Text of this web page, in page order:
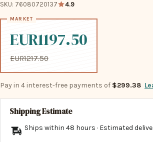
SKU: 76080720137 4.9
EUR1197.50
EUR1217.50
Pay in 4 interest-free payments of $299.38
Shipping Estimate
Ships within 48 hours · Estimated